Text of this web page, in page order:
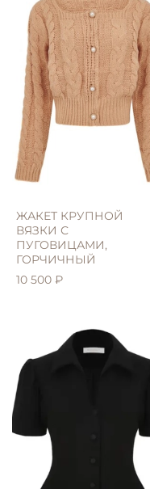
ЖАКЕТ КРУПНОЙ
ВЯЗКИ С
ПУГОВИЦАМИ,
ГОРЧИЧНЫЙ
10 500 ₽